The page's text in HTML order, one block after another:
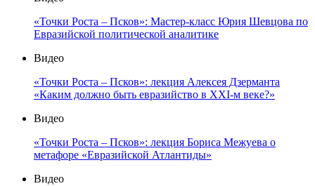
«Точки Роста – Псков»: Мастер-класс Юрия Шевцова по
Евразийской политической аналитике
Видео
«Точки Роста – Псков»: лекция Алексея Дзерманта
«Каким должно быть евразийство в XXI-м веке?»
Видео
«Точки Роста – Псков»: лекция Бориса Межуева о
метафоре «Евразийской Атлантиды»
Видео